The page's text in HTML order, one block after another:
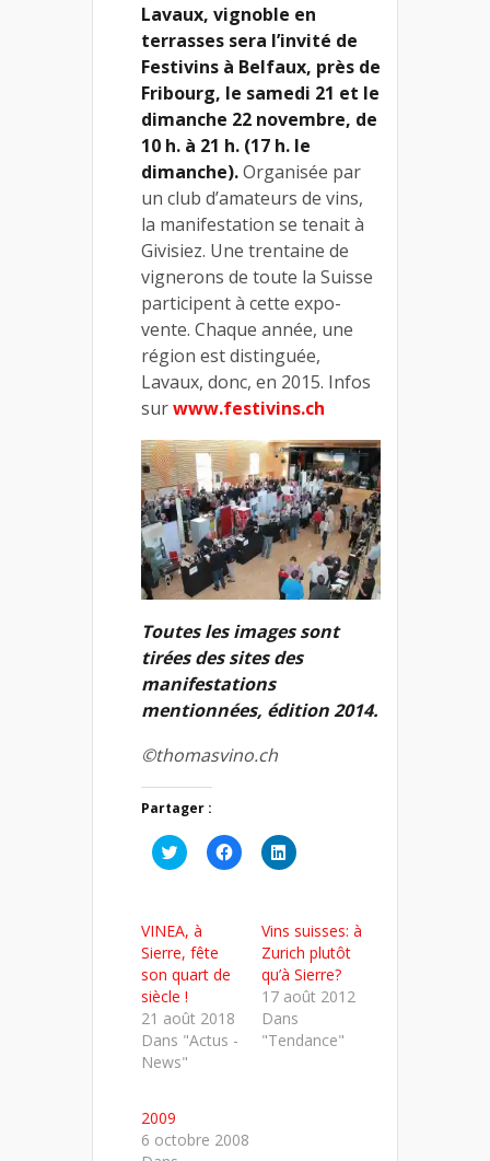
Lavaux, vignoble en
terrasses sera l’invité de
Festivins à Belfaux, près de
Fribourg, le samedi 21 et le
dimanche 22 novembre, de
10 h. à 21 h. (17 h. le
dimanche).Organisée par
un club d’amateurs de vins,
la manifestation se tenait à
Givisiez. Une trentaine de
vignerons de toute la Suisse
participent à cette expo-
vente. Chaque année, une
région est distinguée,
Lavaux, donc, en 2015. Infos
surwww.festivins.ch
Toutes les images sont
tirées des sites des
manifestations
mentionnées, édition 2014.
©thomasvino.ch
Partager :
Cliquez
pour
dans
une
nouvelle
fenêtre)
Cliquez
pour
nouvelle
fenêtre)
Cliquez
pour
une
nouvelle
fenêtre)
VINEA, à
Sierre, fête
son quart de
siècle !
21 août 2018
Dans "Actus -
News"
Vins suisses: à
Zurich plutôt
qu’à Sierre?
17 août 2012
Dans
"Tendance"
2009
6 octobre 2008